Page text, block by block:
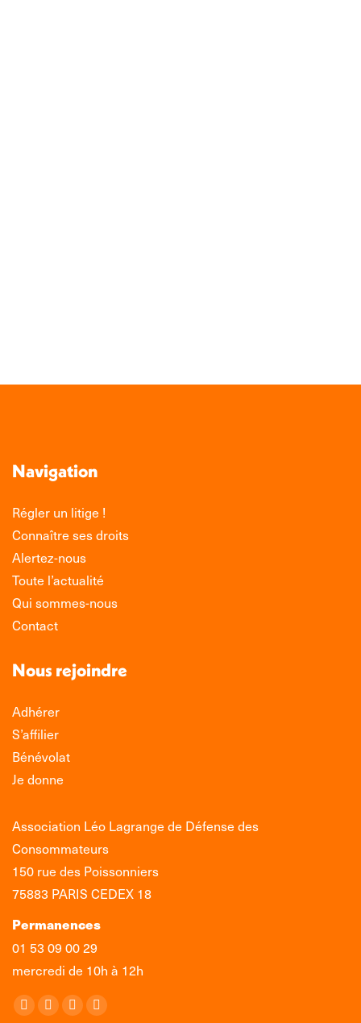
Navigation
Régler un litige !
Connaître ses droits
Alertez-nous
Toute l’actualité
Qui sommes-nous
Contact
Nous rejoindre
Adhérer
S’affilier
Bénévolat
Je donne
Association Léo Lagrange de Défense des
Consommateurs
150 rue des Poissonniers
75883 PARIS CEDEX 18
Permanences
01 53 09 00 29
mercredi de 10h à 12h
Retrouvez-nous sur :
La
La
La
La